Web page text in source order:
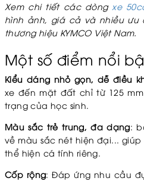
Xem chi tiết các dòng xe
hình ảnh, giá cả và nhiều
thương hiệu KYMCO Việt Nam.
Một số điểm nổi
Kiểu dáng nhỏ gọn, dễ điều
xe đến mặt đất chỉ từ 125
trạng của học sinh.
Màu sắc trẻ trung, đa dạng:
về màu sắc nét hiện đại...
thể hiện cá tính riêng.
Cốp rộng: Đáp ứng nhu cầu